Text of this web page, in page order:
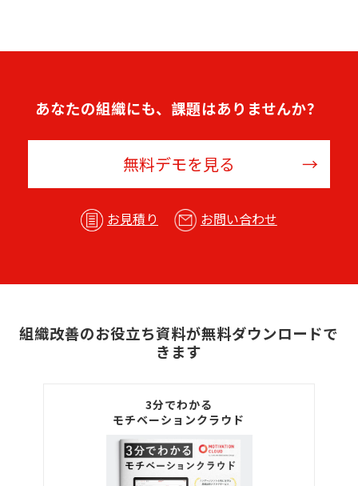
あなたの組織にも、課題はありませんか？
無料デモを見る
お見積り お問い合わせ
組織改善のお役立ち資料が無料ダウンロードで
きます
3分でわかる
モチベーションクラウド